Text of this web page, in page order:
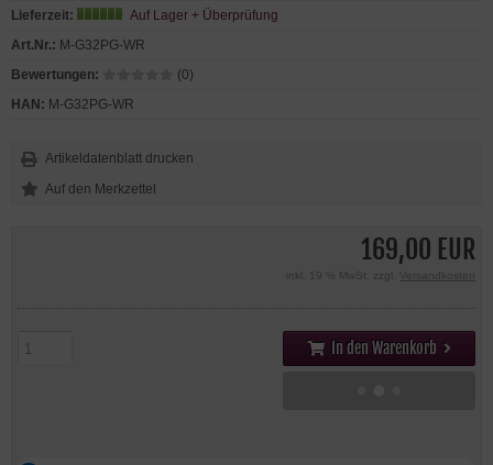
169,00 EUR
inkl. 19 % MwSt. zzgl. Versandkosten
In den Warenkorb
Lieferzeit:
Auf Lager + Überprüfung
Art.Nr.: M-G32PG-WR
Bewertungen:
(0)
HAN: M-G32PG-WR
Artikeldatenblatt drucken